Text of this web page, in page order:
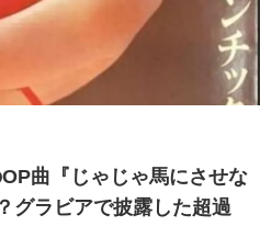
曲『じゃじゃ馬にさせな
グラビアで披露した超過